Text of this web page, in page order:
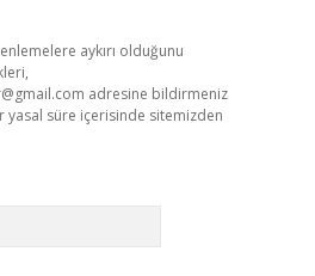
aykırı olduğunu
adresine bildirmeniz
yasal süre içerisinde sitemizden